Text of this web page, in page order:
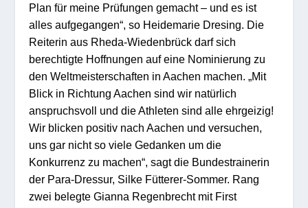
Plan für meine Prüfungen gemacht – und es ist
alles aufgegangen“, so Heidemarie Dresing. Die
Reiterin aus Rheda-Wiedenbrück darf sich
berechtigte Hoffnungen auf eine Nominierung zu
den Weltmeisterschaften in Aachen machen. „Mit
Blick in Richtung Aachen sind wir natürlich
anspruchsvoll und die Athleten sind alle ehrgeizig!
Wir blicken positiv nach Aachen und versuchen,
uns gar nicht so viele Gedanken um die
Konkurrenz zu machen“, sagt die Bundestrainerin
der Para-Dressur, Silke Fütterer-Sommer. Rang
zwei belegte Gianna Regenbrecht mit First